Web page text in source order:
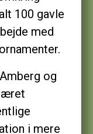
100 gavle
med
og
i mere